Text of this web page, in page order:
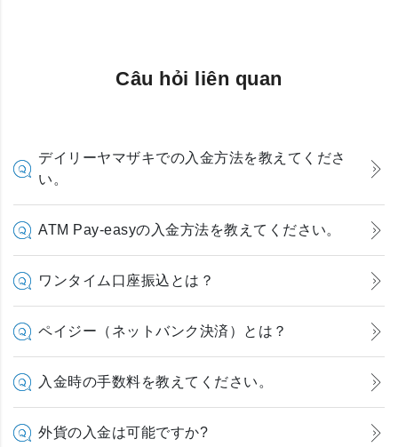
Câu hỏi liên quan
デイリーヤマザキでの入金方法を教えてくださ
い。
ATM Pay-easyの入金方法を教えてください。
ワンタイム口座振込とは？
ペイジー（ネットバンク決済）とは？
入金時の手数料を教えてください。
外貨の入金は可能ですか?